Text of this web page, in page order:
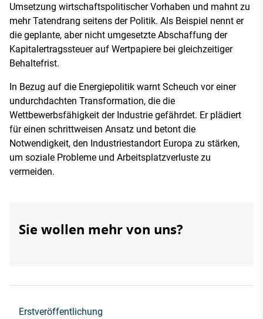
Umsetzung wirtschaftspolitischer Vorhaben und mahnt zu
mehr Tatendrang seitens der Politik. Als Beispiel nennt er
die geplante, aber nicht umgesetzte Abschaffung der
Kapitalertragssteuer auf Wertpapiere bei gleichzeitiger
Behaltefrist.
In Bezug auf die Energiepolitik warnt Scheuch vor einer
undurchdachten Transformation, die die
Wettbewerbsfähigkeit der Industrie gefährdet. Er plädiert
für einen schrittweisen Ansatz und betont die
Notwendigkeit, den Industriestandort Europa zu stärken,
um soziale Probleme und Arbeitsplatzverluste zu
vermeiden.
Sie wollen mehr von uns?
Erstveröffentlichung